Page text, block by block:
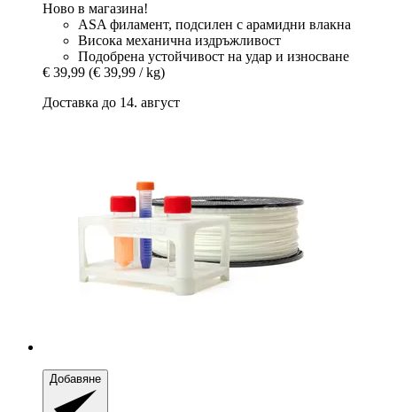
Ново в магазина!
ASA филамент, подсилен с арамидни влакна
Висока механична издръжливост
Подобрена устойчивост на удар и износване
€ 39,99 (€ 39,99 / kg)
Доставка до 14. август
Добавяне